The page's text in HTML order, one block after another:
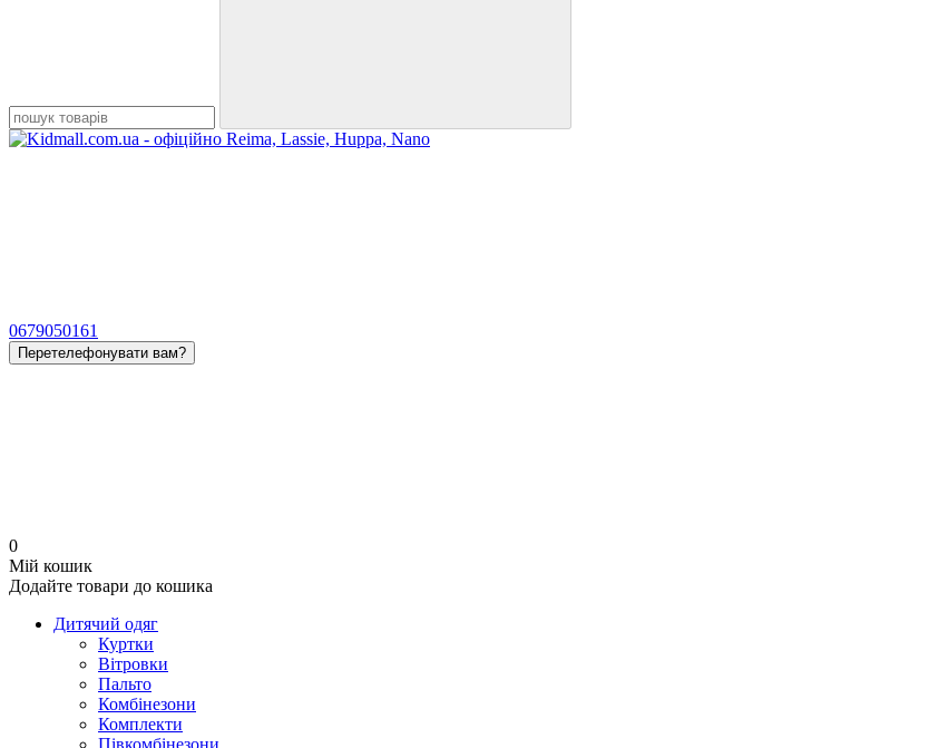
0679050161
Перетелефонувати вам?
0
Мій кошик
Додайте товари до кошика
Дитячий одяг
Куртки
Вітровки
Пальто
Комбінезони
Комплекти
Півкомбінезони